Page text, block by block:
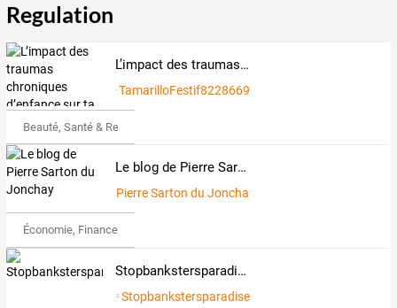
Regulation
L’impact des traumas chroniques d’enfance sur ta vie d’adulte
TamarilloFestif8228669
Beauté, Santé & Remise en forme
Le blog de Pierre Sarton du Jonchay
Pierre Sarton du Jonchay
Économie, Finance & Droit
Stopbankstersparadise
Stopbankstersparadise